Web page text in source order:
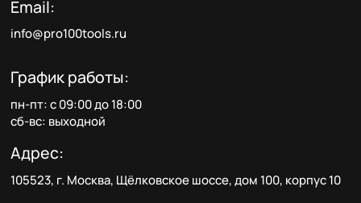
Email:
info@pro100tools.ru
График работы:
пн-пт: с 09:00 до 18:00
сб-вс: выходной
Адрес:
105523, г. Москва, Щёлковское шоссе, дом 100, корпус 10